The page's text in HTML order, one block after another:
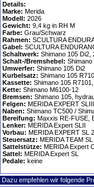
Details:
Marke: Merida
Modell: 2026
Gewicht: 9,4 kg in RH M
Farbe: Grau/Schwarz
Rahmen: SCULTURA
Gabel: SCULTURA
Schaltwerk: Shimano 105 Di2,
Schalt-/Bremshebel:
Umwerfer: Shimano 105 Di2
Kurbelsatz: Shimano 105
Kassette: Shimano 105
Kette: Shimano M6100-12
Bremsen: Shimano 105,
Felgen: MERIDA EXPERT SLIII
Naben: Shimano TC500 /
Bereifung: Maxxis RE-FUSE,
Lenker: MERIDA Expert SLII
Vorbau: MERIDA EXPERT SL
Steuersatz: MERIDA TEAM SL
Sattelstütze: MERIDA Expert
Sattel: MERIDA Expert SL
Pedale: keine
Dazu empfehlen wir folgende